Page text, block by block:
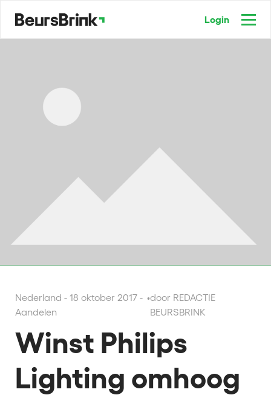
Login
Nederland - 18 oktober 2017 -
Aandelen
•door REDACTIE
BEURSBRINK
Winst Philips
Lighting omhoog